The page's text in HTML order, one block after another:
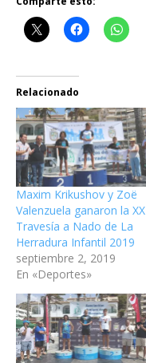
Relacionado
Maxim Krikushov y Zoë
Valenzuela ganaron la XX
Travesía a Nado de La
Herradura Infantil 2019
septiembre 2, 2019
En «Deportes»